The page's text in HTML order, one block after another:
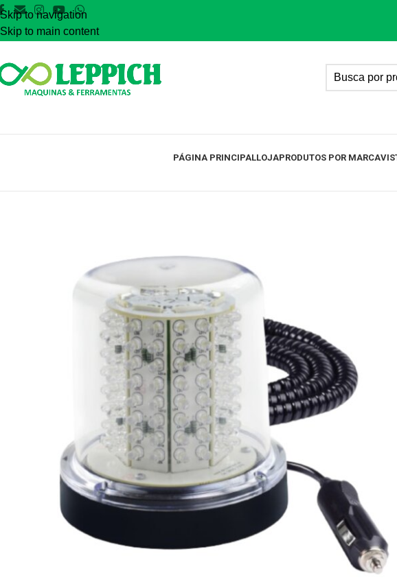
Skip to navigation
Skip to main content
PÁGINA PRINCIPALLOJAPRODUTOS POR MARCA